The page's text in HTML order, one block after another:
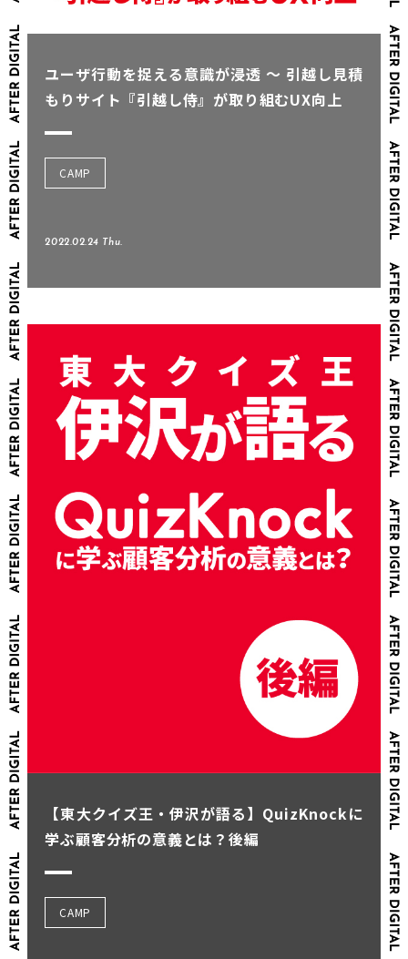
ユーザ行動を捉える意識が浸透 ～ 引越し見積
もりサイト『引越し侍』が取り組むUX向上
CAMP
2022.02.24 Thu.
【東大クイズ王・伊沢が語る】QuizKnockに
学ぶ顧客分析の意義とは？後編
CAMP